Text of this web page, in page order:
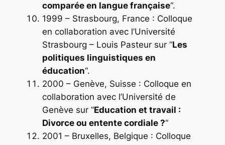
comparée en langue française“.
1999 – Strasbourg, France : Colloque
en collaboration avec l’Université
Strasbourg – Louis Pasteur sur “Les
politiques linguistiques en
éducation“.
2000 – Genève, Suisse : Colloque en
collaboration avec l’Université de
Genève sur “Education et travail :
Divorce ou entente cordiale ?“
2001 – Bruxelles, Belgique : Colloque